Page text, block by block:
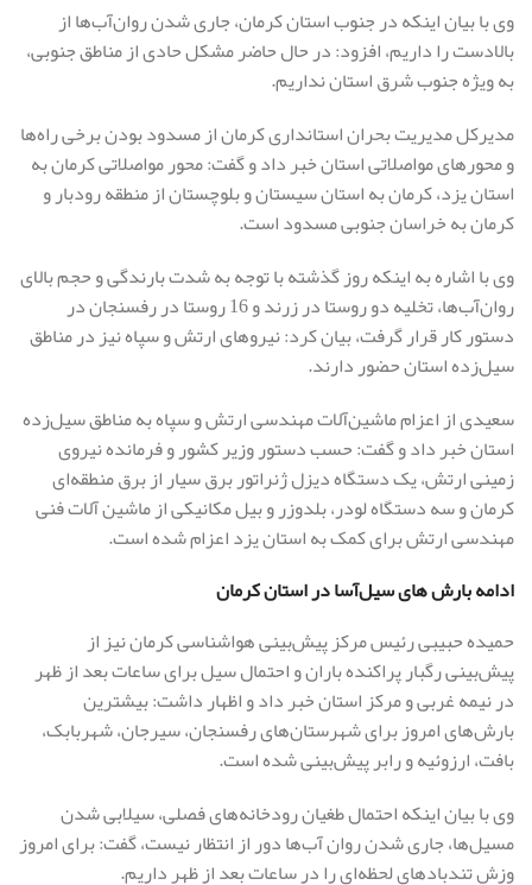
وی با بیان اینکه در جنوب استان کرمان، جاری شدن روان‌آب‌ها از
بالادست را داریم، افزود: در حال حاضر مشکل حادی از مناطق جنوبی،
به ویژه جنوب شرق استان نداریم.
مدیرکل مدیریت بحران استانداری کرمان از مسدود بودن برخی راه‌ها
و محورهای مواصلاتی استان خبر داد و گفت: محور مواصلاتی کرمان به
استان یزد، کرمان به استان سیستان و بلوچستان از منطقه رودبار و
کرمان به خراسان جنوبی مسدود است.
وی با اشاره به اینکه روز گذشته با توجه به شدت بارندگی و حجم بالای
روان‌آب‌ها، تخلیه دو روستا در زرند و 16 روستا در رفسنجان در
دستور کار قرار گرفت، بیان کرد: نیروهای ارتش و سپاه نیز در مناطق
سیل‌زده استان حضور دارند.
سعیدی از اعزام ماشین‌آلات مهندسی ارتش و سپاه به مناطق سیل‌زده
استان خبر داد و گفت: حسب دستور وزیر کشور و فرمانده نیروی
زمینی ارتش، یک دستگاه دیزل ژنراتور برق سیار از برق منطقه‌ای
کرمان و سه دستگاه لودر، بلدوزر و بیل مکانیکی از ماشین آلات فنی
مهندسی ارتش برای کمک به استان یزد اعزام شده است.
ادامه بارش ‌های سیل‌آسا در استان کرمان
حمیده حبیبی رئیس مرکز پیش‌بینی هواشناسی کرمان نیز از
پیش‌بینی رگبار پراکنده باران و احتمال سیل برای ساعات بعد از ظهر
در نیمه غربی و مرکز استان خبر داد و اظهار داشت: بیشترین
بارش‌های امروز برای شهرستان‌های رفسنجان، سیرجان، شهربابک،
بافت، ارزوئیه و رابر پیش‌بینی شده است.
وی با بیان اینکه احتمال طغیان رودخانه‌های فصلی، سیلابی شدن
مسیل‌ها، جاری شدن روان آب‌ها دور از انتظار نیست، گفت: برای امروز
وزش تندباد‌های لحظه‌ای را در ساعات بعد از ظهر داریم.